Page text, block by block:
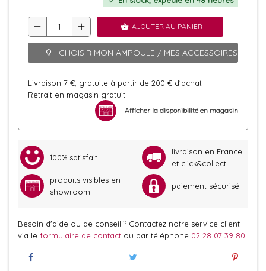
remove add shopping_basket AJOUTER AU PANIER
lightbulb_outline CHOISIR MON AMPOULE / MES ACCESSOIRES
Livraison 7 €, gratuite à partir de 200 € d'achat
Retrait en magasin gratuit
Afficher la disponibilité en magasin
100% satisfait
livraison en France
et click&collect
produits visibles en
showroom
paiement sécurisé
Besoin d'aide ou de conseil ? Contactez notre service client
via le formulaire de contact ou par téléphone 02 28 07 39 80